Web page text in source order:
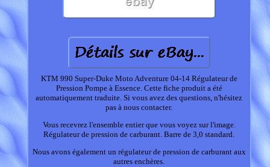
KTM 990 Super-Duke Moto Adventure 04-14 Régulateur de
Pression Pompe à Essence. Cette fiche produit a été
automatiquement traduite. Si vous avez des questions, n'hésitez
pas à nous contacter.
Vous recevrez l'ensemble entier que vous voyez sur l'image.
Régulateur de pression de carburant. Barre de 3,0 standard.
Nous avons également un régulateur de pression de carburant aux
autres enchères.